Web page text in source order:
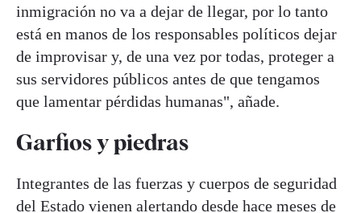
inmigración no va a dejar de llegar, por lo tanto
está en manos de los responsables políticos dejar
de improvisar y, de una vez por todas, proteger a
sus servidores públicos antes de que tengamos
que lamentar pérdidas humanas", añade.
Garfios y piedras
Integrantes de las fuerzas y cuerpos de seguridad
del Estado vienen alertando desde hace meses de